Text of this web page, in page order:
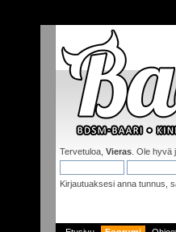
Tervetuloa, Vieras . Ole hyvä
Kirjautuaksesi anna tunnus,